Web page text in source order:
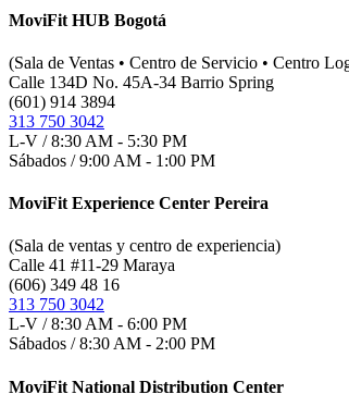
MoviFit HUB Bogotá
(Sala de Ventas • Centro de Servicio • Centro
Calle 134D No. 45A-34 Barrio Spring
(601) 914 3894
313 750 3042
L-V / 8:30 AM - 5:30 PM
Sábados / 9:00 AM - 1:00 PM
MoviFit Experience Center Pereira
(Sala de ventas y centro de experiencia)
Calle 41 #11-29 Maraya
(606) 349 48 16
313 750 3042
L-V / 8:30 AM - 6:00 PM
Sábados / 8:30 AM - 2:00 PM
MoviFit National Distribution Center